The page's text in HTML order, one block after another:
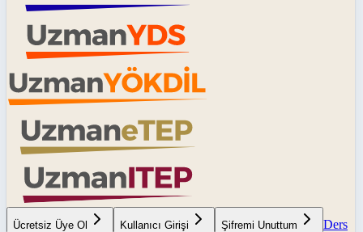
Ücretsiz Üye Ol Kullanıcı Girişi Şifremi Unuttum
Ders